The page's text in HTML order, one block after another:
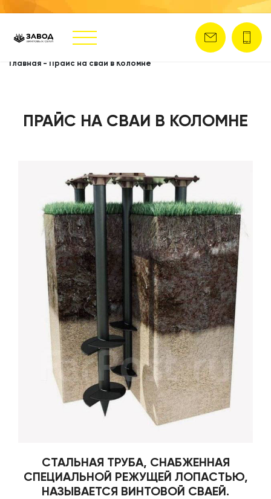
Главная - Прайс на сваи в Коломне
ПРАЙС НА СВАИ В КОЛОМНЕ
СТАЛЬНАЯ ТРУБА, СНАБЖЕННАЯ
СПЕЦИАЛЬНОЙ РЕЖУЩЕЙ ЛОПАСТЬЮ,
НАЗЫВАЕТСЯ ВИНТОВОЙ СВАЕЙ.